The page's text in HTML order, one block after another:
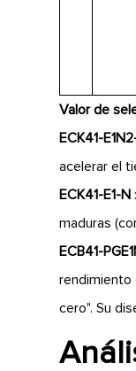
Valor de
ECK41-
acelerar el
ECK41-E1-N
maduras
ECB41-
rendimiento
cero". Su